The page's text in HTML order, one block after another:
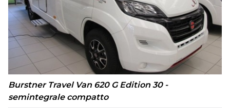
Burstner Travel Van 620 G Edition 30 -
semintegrale compatto